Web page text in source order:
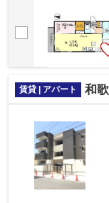
賃貸 | アパート 和